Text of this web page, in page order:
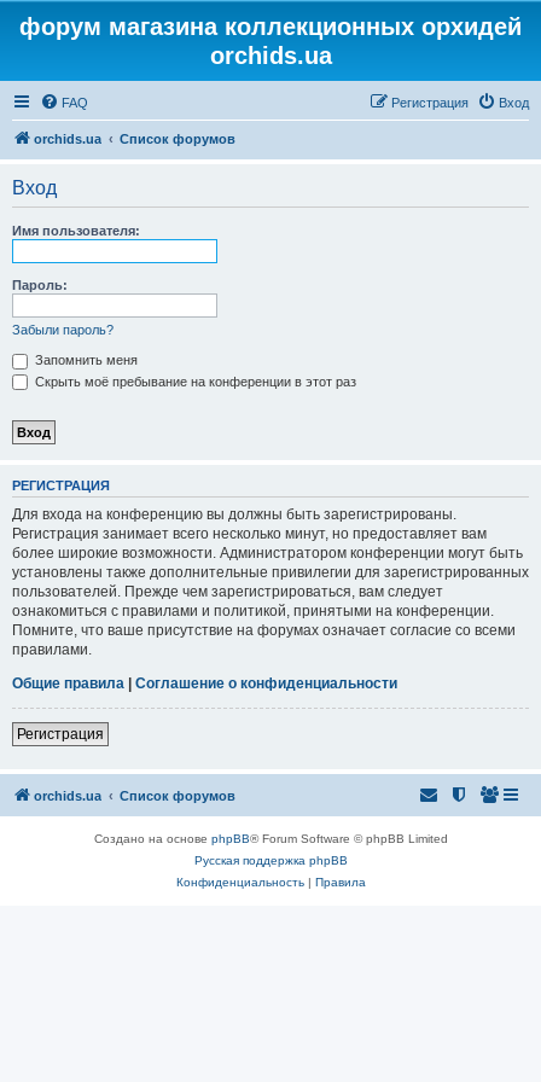
форум магазина коллекционных орхидей
orchids.ua
FAQ Вход
Регистрация
orchids.ua Список форумов
Вход
Имя пользователя:
Пароль:
Забыли пароль?
Запомнить меня
Скрыть моё пребывание на конференции в этот раз
РЕГИСТРАЦИЯ
Для входа на конференцию вы должны быть зарегистрированы.
Регистрация занимает всего несколько минут, но предоставляет вам
более широкие возможности. Администратором конференции могут быть
установлены также дополнительные привилегии для зарегистрированных
пользователей. Прежде чем зарегистрироваться, вам следует
ознакомиться с правилами и политикой, принятыми на конференции.
Помните, что ваше присутствие на форумах означает согласие со всеми
правилами.
Общие правила | Соглашение о конфиденциальности
Регистрация
orchids.ua Список форумов
Создано на основе phpBB® Forum Software © phpBB Limited
Русская поддержка phpBB
Конфиденциальность| Правила